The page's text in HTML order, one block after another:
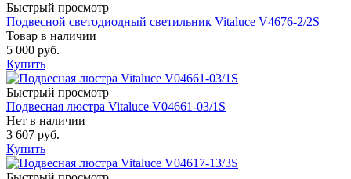
Быстрый просмотр
Подвесной светодиодный светильник Vitaluce V4676-2/2S
Товар в наличии
5 000 руб.
Купить
Быстрый просмотр
Подвесная люстра Vitaluce V04661-03/1S
Нет в наличии
3 607 руб.
Купить